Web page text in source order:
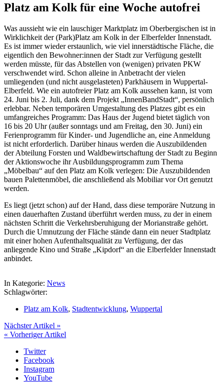
Platz am Kolk für eine Woche autofrei
Was aussieht wie ein lauschiger Marktplatz im Oberbergischen ist in
Wirklichkeit der (Park)Platz am Kolk in der Elberfelder Innenstadt.
Es ist immer wieder erstaunlich, wie viel innerstädtische Fläche, die
eigentlich den Bewohner:innen der Stadt zur Verfügung gestellt
werden müsste, für das Abstellen von (wenigen) privaten PKW
verschwendet wird. Schon alleine in Anbetracht der vielen
umliegenden (und nicht ausgelasteten) Parkhäusern in Wuppertal-
Elberfeld. Wie ein autofreier Platz am Kolk aussehen kann, ist vom
24. Juni bis 2. Juli, dank dem Projekt „InnenBandStadt“, persönlich
erlebbar. Neben temporären Umgestaltung des Platzes gibt es ein
umfangreiches Programm: Das Haus der Jugend bietet täglich von
16 bis 20 Uhr (außer sonntags und am Freitag, den 30. Juni) ein
Ferienprogramm für Kinder- und Jugendliche an, eine Anmeldung
ist nicht erforderlich. Darüber hinaus werden die Auszubildenden
der Abteilung Forsten und Waldbewirtschaftung der Stadt zu Beginn
der Aktionswoche ihr Ausbildungsprogramm zum Thema
„Möbelbau“ auf den Platz am Kolk verlegen: Die Auszubildenden
bauen Palettenmöbel, die anschließend als Mobiliar vor Ort genutzt
werden.
Es liegt (jetzt schon) auf der Hand, dass diese temporäre Nutzung in
einen dauerhaften Zustand überführt werden muss, zu der in einem
nächsten Schritt die Verkehrsberuhigung der Morianstraße gehört.
Durch die Umnutzung der Fläche stände dann ein neuer Stadtplatz
mit einer hohen Aufenthaltsqualität zu Verfügung, der das
anliegende Kino und Straße „Kipdorf“ an die Elberfelder Innenstadt
anbindet.
In Kategorie: News
Schlagwörter:
Platz am Kolk, Stadtentwicklung, Wuppertal
Nächster Artikel »
« Vorheriger Artikel
Twitter
Facebook
Instagram
YouTube